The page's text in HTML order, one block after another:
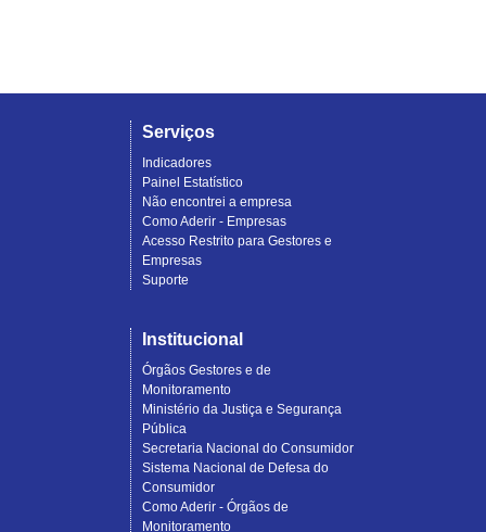
Serviços
Indicadores
Painel Estatístico
Não encontrei a empresa
Como Aderir - Empresas
Acesso Restrito para Gestores e
Empresas
Suporte
Institucional
Órgãos Gestores e de
Monitoramento
Ministério da Justiça e Segurança
Pública
Secretaria Nacional do Consumidor
Sistema Nacional de Defesa do
Consumidor
Como Aderir - Órgãos de
Monitoramento